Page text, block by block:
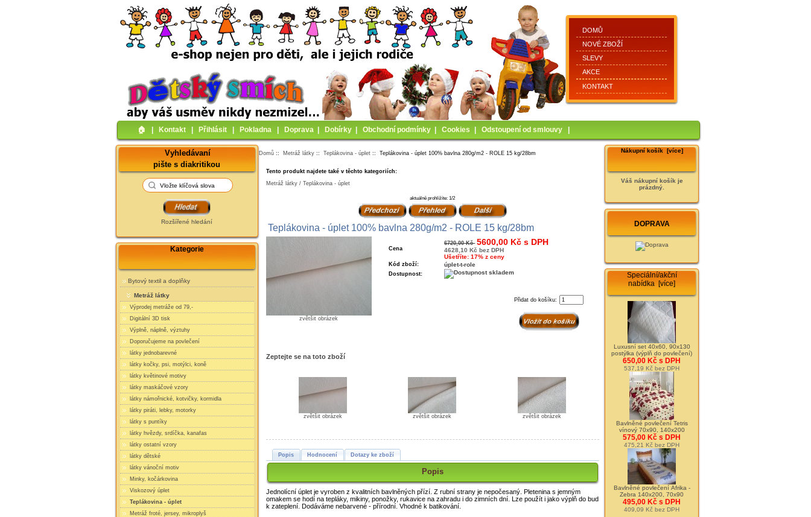
DOMŮ
NOVÉ ZBOŽÍ
SLEVY
AKCE
KONTAKT
🏠︎ Kontakt Přihlásit Pokladna Doprava Dobírky Obchodní podmínky Cookies Odstoupení od smlouvy
Vyhledávaní
pište s diakritikou
Rozšířené hledání
Kategorie
Bytový textil a doplňky
Metráž látky
Výprodej metráže od 79,-
Digitální 3D tisk
Výplně, náplně, výztuhy
Doporučujeme na povlečení
látky jednobarevné
látky kočky, psi, motýlci, koně
látky květinové motivy
látky maskáčové vzory
látky námořnické, kotvičky, kormidla
látky piráti, lebky, motorky
látky s puntíky
látky hvězdy, srdíčka, kanafas
látky ostatní vzory
látky dětské
látky vánoční motiv
Minky, kočárkovina
Viskozový úplet
Teplákovina - úplet
Metráž froté, jersey, mikroplyš
Domů :: Metráž látky ::Teplákovina - úplet :: Teplákovina - úplet 100% bavlna 280g/m2 - ROLE 15 kg/28bm
Tento produkt najdete také v těchto kategoriích:
Metráž látky / Teplákovina - úplet
aktuálně prohlížíte: 1/2
Teplákovina - úplet 100% bavlna 280g/m2 - ROLE 15 kg/28bm
zvětšit obrázek
Cena
6720,00 Kč 5600,00 Kč s DPH
4628,10 Kč bez DPH
Ušetříte: 17% z ceny
Kód zboží: úplet-t-role
Dostupnost:
Přidat do košíku:
Zeptejte se na toto zboží
zvětšit obrázek zvětšit obrázek zvětšit obrázek
Popis Hodnocení Dotazy ke zboží
Popis
Jednolícní úplet je vyroben z kvalitních bavlněných přízí. Z rubní strany je nepočesaný. Pletenina s jemným
omakem se hodí na tepláky, mikiny, ponožky, rukavice na zahradu i do zimních dní. Lze použít i jako výplň do bud
k zateplení. Dodáváme nebarvené - přírodní. Vhodné k batikování.
Nákupní košík [více]
Váš nákupní košík je
prázdný.
DOPRAVA
Speciální/akční
nabídka [více]
Luxusní set 40x60, 90x130
postýlka (výplň do povlečení)
650,00 Kč s DPH
537,19 Kč bez DPH
Bavlněné povlečení Tetris
vínový 70x90, 140x200
575,00 Kč s DPH
475,21 Kč bez DPH
Bavlněné povlečení Afrika -
Zebra 140x200, 70x90
495,00 Kč s DPH
409,09 Kč bez DPH